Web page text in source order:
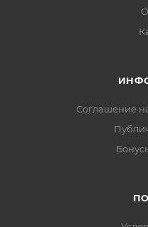
Соглашение